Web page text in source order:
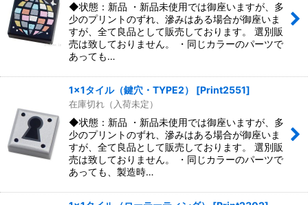
◆状態：新品 ・新品未使用では御座いますが、多
少のプリントのずれ、滲みはある場合が御座いま
すが、全て良品として販売しております。 選別販
売は致しておりません。 ・同じカラーのパーツで
あっても…
1x1タイル（鍵穴・TYPE2） [Print2551]
在庫切れ（入荷未定）
◆状態：新品 ・新品未使用では御座いますが、多
少のプリントのずれ、滲みはある場合が御座いま
すが、全て良品として販売しております。 選別販
売は致しておりません。 ・同じカラーのパーツで
あっても、製造時…